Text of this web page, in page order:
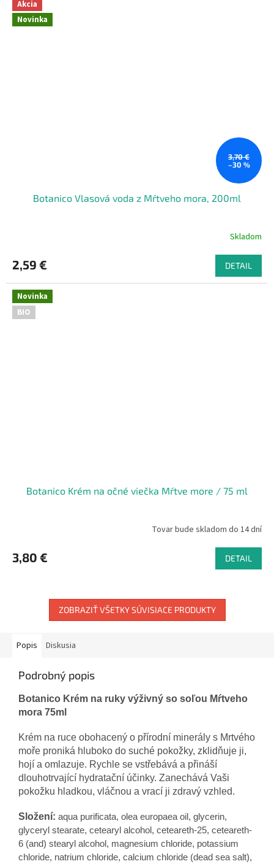
Akcia
Novinka
3,70 €
–30 %
Botanico Vlasová voda z Mŕtveho mora, 200ml
Skladom
2,59 € DETAIL
Novinka
BIO
Botanico Krém na očné viečka Mŕtve more / 75 ml
Tovar bude skladom do 14 dní
3,80 € DETAIL
ZOBRAZIŤ VŠETKY SÚVISIACE PRODUKTY
Popis Diskusia
Podrobný popis
Botanico Krém na ruky výživný so soľou Mŕtveho
mora 75ml
Krém na ruce obohacený o přírodní minerály s Mrtvého
moře proniká hluboko do suché pokožky, zklidňuje ji,
hojí a omlazuje. Rychle se vstřebává a přináší
dlouhotrvající hydratační účinky. Zanechává Vaši
pokožku hladkou, vláčnou a vrací ji zdravý vzhled.
Složení: aqua purificata, olea europaea oil, glycerin,
glyceryl stearate, cetearyl alcohol, ceteareth-25, ceteareth-
6 (and) stearyl alcohol, magnesium chloride, potassium
chloride, natrium chloride, calcium chloride (dead sea salt),